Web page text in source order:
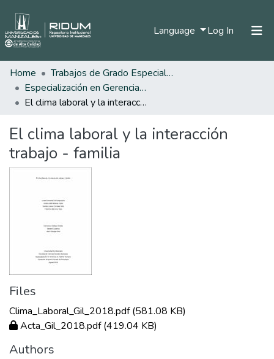
Language Log In (current)
Home
Trabajos de Grado Especializaciones
Especialización en Gerencia del Talento Humano
El clima laboral y la interacción trabajo - familia
El clima laboral y la interacción
trabajo - familia
Files
Clima_Laboral_Gil_2018.pdf(581.08 KB)
Acta_Gil_2018.pdf(419.04 KB)
Authors